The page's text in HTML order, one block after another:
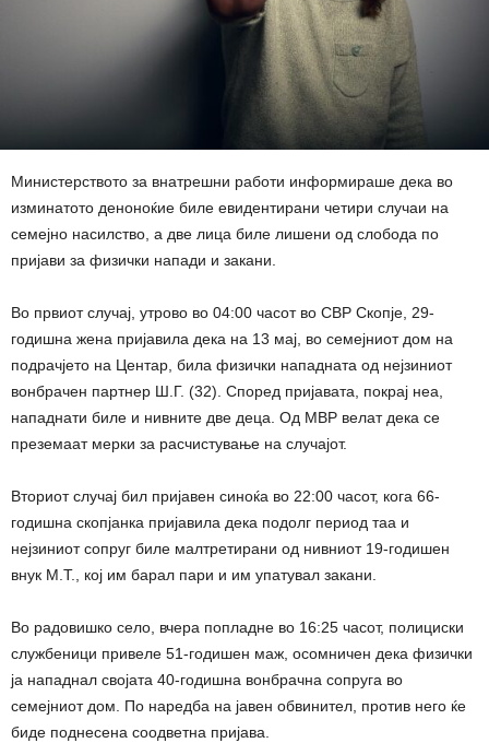
Министерството за внатрешни работи информираше дека во
изминатото деноноќие биле евидентирани четири случаи на
семејно насилство, а две лица биле лишени од слобода по
пријави за физички напади и закани.
Во првиот случај, утрово во 04:00 часот во СВР Скопје, 29-
годишна жена пријавила дека на 13 мај, во семејниот дом на
подрачјето на Центар, била физички нападната од нејзиниот
вонбрачен партнер Ш.Г. (32). Според пријавата, покрај неа,
нападнати биле и нивните две деца. Од МВР велат дека се
преземаат мерки за расчистување на случајот.
Вториот случај бил пријавен синоќа во 22:00 часот, кога 66-
годишна скопјанка пријавила дека подолг период таа и
нејзиниот сопруг биле малтретирани од нивниот 19-годишен
внук М.Т., кој им барал пари и им упатувал закани.
Во радовишко село, вчера попладне во 16:25 часот, полициски
службеници привеле 51-годишен маж, осомничен дека физички
ја нападнал својата 40-годишна вонбрачна сопруга во
семејниот дом. По наредба на јавен обвинител, против него ќе
биде поднесена соодветна пријава.